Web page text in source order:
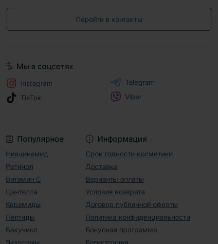
Перейти в контакты
Популярное
Ниацинамид
Ретинол
Витамин С
Центелла
Керамиды
Пептиды
Бакучиол
Информация
Срок годности косметики
Доставка
Варианты оплаты
Условия возврата
Договор публичной оферты
Политика конфиденциальности
Бонусная программа
Мы в соцсетях
Instagram
TikTok
Telegram
Viber